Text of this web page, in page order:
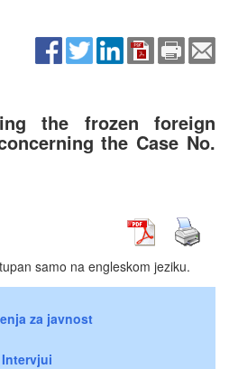
the frozen foreign
the Case No.
samo na engleskom jeziku.
za javnost
Intervjui